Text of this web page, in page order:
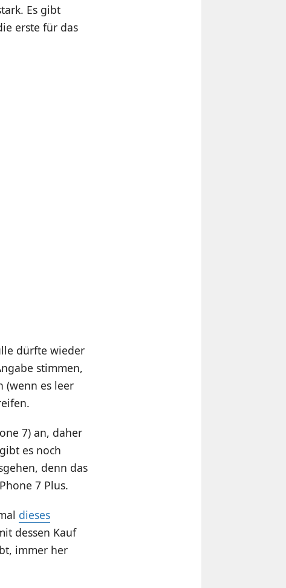
Es gibt
erste für das
dürfte wieder
stimmen,
(wenn es leer
7) an, daher
es noch
denn das
7 Plus.
dieses
dessen Kauf
immer her